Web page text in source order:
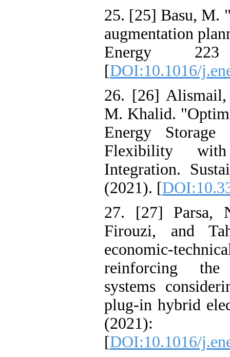
25. [25] Basu,
augmentation
Energy
[DOI:10.1016/
26. [26]
M. Khalid.
Energy
Flexibility
Integration.
(2021). [
27. [27]
Firouzi, and
economic-
reinforcing
systems
plug-in hybrid
[DOI:10.1016/